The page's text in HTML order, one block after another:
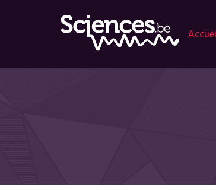
Accueil